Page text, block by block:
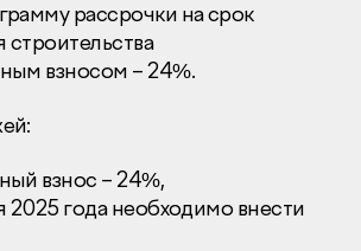
рассрочки на срок
взносом – 24%.
взнос – 24%,
2025 года необходимо внести